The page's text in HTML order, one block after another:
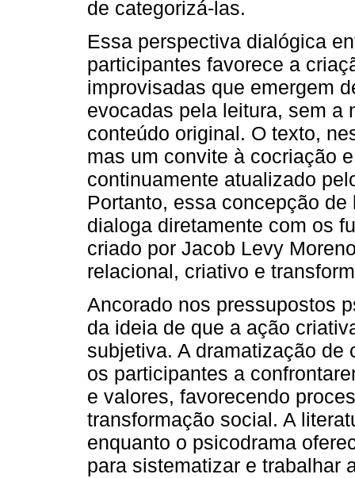
de categorizá-las.
Essa perspectiva dialógica
participantes favorece a
improvisadas que emergem
evocadas pela leitura, sem a
conteúdo original. O texto,
mas um convite à cocriação
continuamente atualizado
Portanto, essa concepção
dialoga diretamente com os
criado por Jacob Levy
relacional, criativo e
Ancorado nos pressupostos
da ideia de que a ação
subjetiva. A dramatização
os participantes a
e valores, favorecendo
transformação social. A
enquanto o psicodrama
para sistematizar e trabalhar